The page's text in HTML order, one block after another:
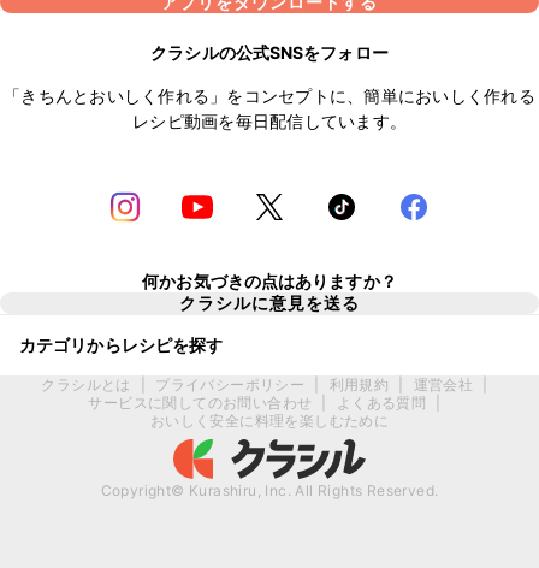
クラシルの公式SNSをフォロー
「きちんとおいしく作れる」をコンセプトに、簡単においしく作れる
レシピ動画を毎日配信しています。
何かお気づきの点はありますか？
クラシルに意見を送る
カテゴリからレシピを探す
クラシルとは プライバシーポリシー 利用規約 運営会社
サービスに関してのお問い合わせ
よくある質問
おいしく安全に料理を楽しむために
Copyright© Kurashiru, Inc. All Rights Reserved.